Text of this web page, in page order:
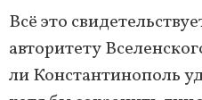
Всё это
авторитету
ли Константинополь